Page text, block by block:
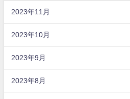
2023年11月
2023年10月
2023年9月
2023年8月